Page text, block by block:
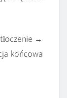
→
końcowa